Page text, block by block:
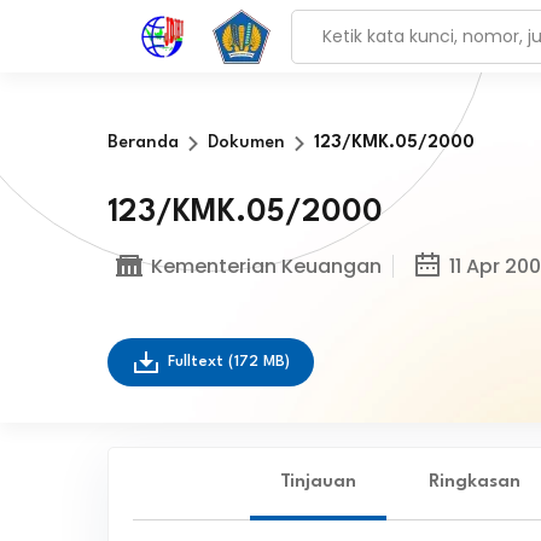
Beranda Dokumen 123/KMK.05/2000
123/KMK.05/2000
Kementerian Keuangan 11 Apr
Fulltext (172 MB)
Tinjauan Ringkasan